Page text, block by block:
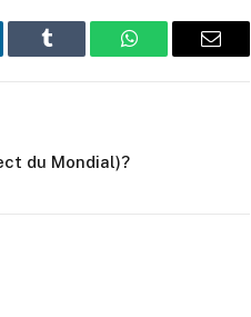
Tumblr WhatsAppEmail
du Mondial)?